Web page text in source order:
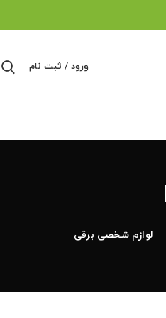
ورود / ثبت نام
لوازم شخصی برقی